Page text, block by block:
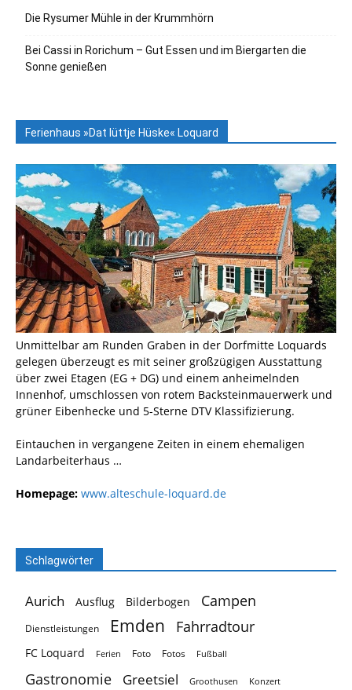
Die Rysumer Mühle in der Krummhörn
Bei Cassi in Rorichum – Gut Essen und im Biergarten die
Sonne genießen
Ferienhaus »Dat lüttje Hüske« Loquard
Unmittelbar am Runden Graben in der Dorfmitte Loquards
gelegen überzeugt es mit seiner großzügigen Ausstattung
über zwei Etagen (EG + DG) und einem anheimelnden
Innenhof, umschlossen von rotem Backsteinmauerwerk und
grüner Eibenhecke und 5-Sterne DTV Klassifizierung.
Eintauchen in vergangene Zeiten in einem ehemaligen
Landarbeiterhaus …
Homepage: www.alteschule-loquard.de
Schlagwörter
Aurich Ausflug Bilderbogen Campen
Dienstleistungen Emden Fahrradtour
FC Loquard Ferien Foto Fotos Fußball
Gastronomie Greetsiel Groothusen Konzert